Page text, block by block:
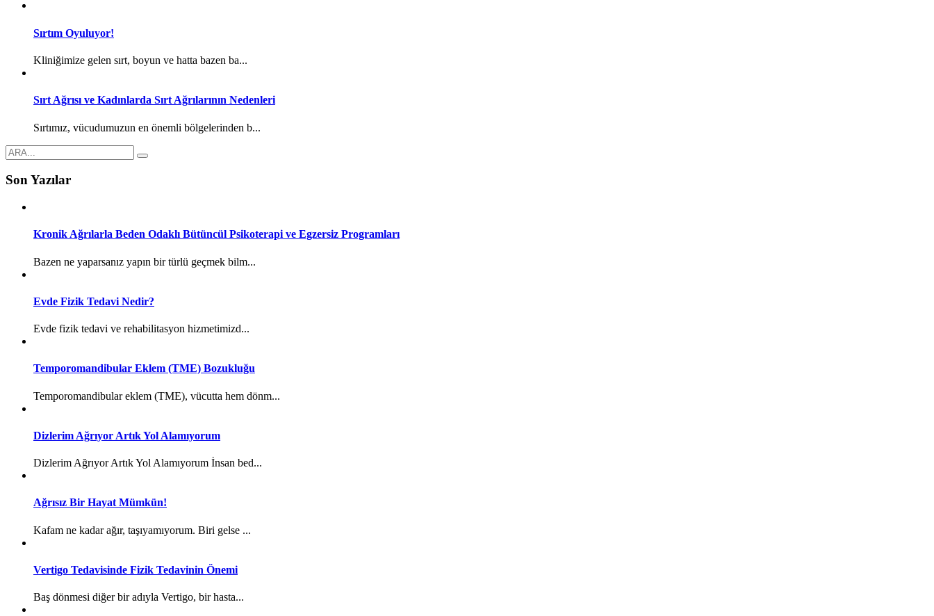
Sırtım Oyuluyor!
Kliniğimize gelen sırt, boyun ve hatta bazen ba...
Sırt Ağrısı ve Kadınlarda Sırt Ağrılarının Nedenleri
Sırtımız, vücudumuzun en önemli bölgelerinden b...
Son Yazılar
Kronik Ağrılarla Beden Odaklı Bütüncül Psikoterapi ve Egzersiz Programları
Bazen ne yaparsanız yapın bir türlü geçmek bilm...
Evde Fizik Tedavi Nedir?
Evde fizik tedavi ve rehabilitasyon hizmetimizd...
Temporomandibular Eklem (TME) Bozukluğu
Temporomandibular eklem (TME), vücutta hem dönm...
Dizlerim Ağrıyor Artık Yol Alamıyorum
Dizlerim Ağrıyor Artık Yol Alamıyorum İnsan bed...
Ağrısız Bir Hayat Mümkün!
Kafam ne kadar ağır, taşıyamıyorum. Biri gelse ...
Vertigo Tedavisinde Fizik Tedavinin Önemi
Baş dönmesi diğer bir adıyla Vertigo, bir hasta...